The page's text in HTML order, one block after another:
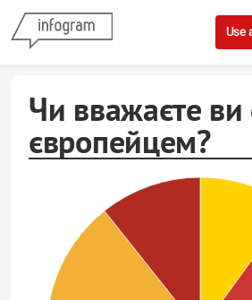
Skip to content
Use
Чи вважаєте ви
європейцем?